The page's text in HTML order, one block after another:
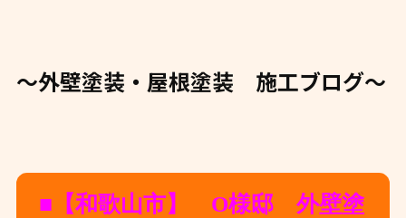
～外壁塗装・屋根塗装 施工ブログ～
■【和歌山市】 O様邸 外壁塗